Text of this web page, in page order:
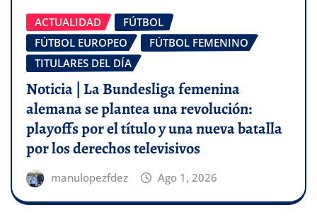
ACTUALIDAD
FÚTBOL
FÚTBOL EUROPEO
FÚTBOL FEMENINO
TITULARES DEL DÍA
Noticia | La Bundesliga femenina
alemana se plantea una revolución:
playoffs por el título y una nueva batalla
por los derechos televisivos
manulopezfdez Ago 1, 2026